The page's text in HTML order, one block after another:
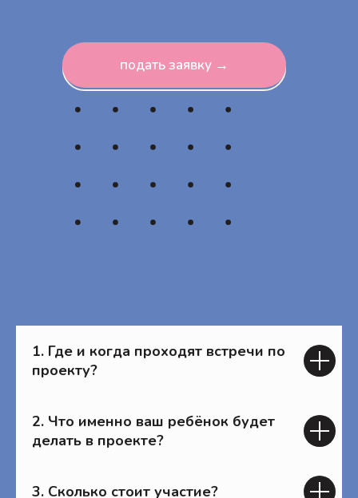
подать заявку →
1. Где и когда проходят встречи по
проекту?
2. Что именно ваш ребёнок будет
делать в проекте?
3. Сколько стоит участие?
Отправить
Нажимая на кнопку, вы даете согласие на
конфиденциальности